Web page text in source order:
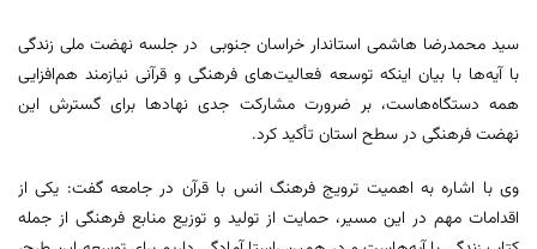
سید محمدرضا هاشمی استاندار خراسان جنوبی در جلسه نهضت ملی زندگی
با آیه‌ها با بیان اینکه توسعه فعالیت‌های فرهنگی و قرآنی نیازمند هم‌افزایی
همه دستگاه‌هاست، بر ضرورت مشارکت جدی نهادها برای گسترش این
نهضت فرهنگی در سطح استان تأکید کرد.
وی با اشاره به اهمیت ترویج فرهنگ انس با قرآن در جامعه گفت: یکی از
اقدامات مهم در این مسیر، حمایت از تولید و توزیع منابع فرهنگی از جمله